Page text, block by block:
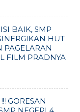
BAIK, SMP
HUT
PAGELARAN
FILM PRADNYA
GORESAN